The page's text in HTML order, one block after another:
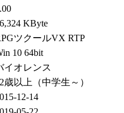
KByte
ツクールVX RTP
10 64bit
イオレンス
歳以上（中学生～）
12-14